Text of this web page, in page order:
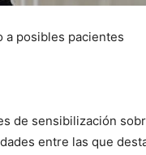
a posibles pacientes
de sensibilización
entre las que